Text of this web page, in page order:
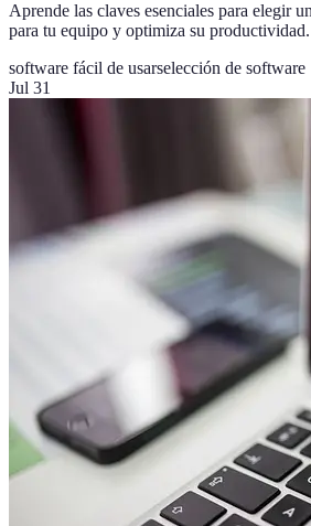
Aprende las claves esenciales para elegir
para tu equipo y optimiza su productividad.
software fácil de usarselección de software
Jul 31